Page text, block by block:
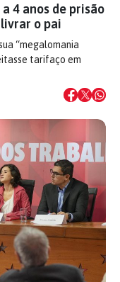
4 anos de prisão
o pai
“megalomania
tarifaço em